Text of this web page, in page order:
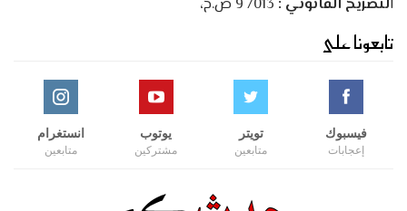
التصريح القانوني :
تابعونا على
فيسبوك
إعجابات
تويتر
متابعين
يوتوب
مشتركين
انستغرام
متابعين